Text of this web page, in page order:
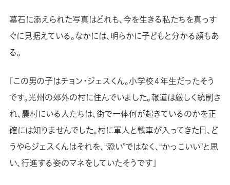
墓石に添えられた写真はどれも、今を生きる私たちを真っす
ぐに見据えている。なかには、明らかに子どもと分かる顔もあ
る。
「この男の子はチョン・ジェスくん。小学校４年生だったそう
です。光州の郊外の村に住んでいました。報道は厳しく統制さ
れ、農村にいる人たちは、街で一体何が起きているのかを正
確には知りませんでした。村に軍人と戦車が入ってきた日、ど
うやらジェスくんはそれを、“恐い”ではなく、“かっこいい”と思
い、行進する姿のマネをしていたそうです」